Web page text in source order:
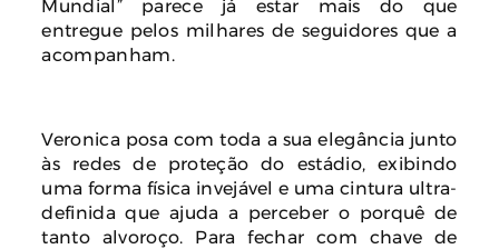
Mundial” parece já estar mais do que
entregue pelos milhares de seguidores que a
acompanham.
Veronica posa com toda a sua elegância junto
às redes de proteção do estádio, exibindo
uma forma física invejável e uma cintura ultra-
definida que ajuda a perceber o porquê de
tanto alvoroço. Para fechar com chave de